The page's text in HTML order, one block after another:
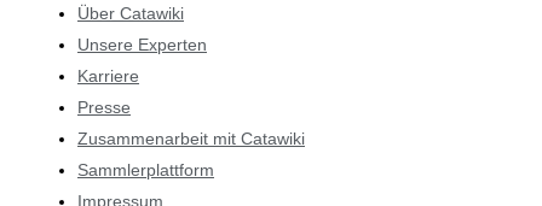
Über Catawiki
Unsere Experten
Karriere
Presse
Zusammenarbeit mit Catawiki
Sammlerplattform
Impressum